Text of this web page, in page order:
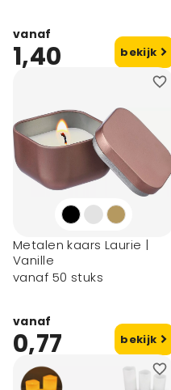
vanaf
1,40 bekijk
Metalen kaars Laurie |
Vanille
vanaf 50 stuks
vanaf
0,77 bekijk